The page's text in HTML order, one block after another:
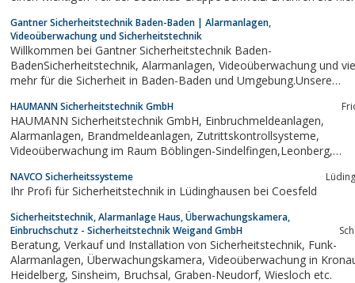
Gantner Sicherheitstechnik Baden-Baden | Alarmanlagen,
Videoüberwachung und Sicherheitstechnik
Willkommen bei Gantner Sicherheitstechnik Baden-
BadenSicherheitstechnik, Alarmanlagen, Videoüberwachung und vieles
mehr für die Sicherheit in Baden-Baden und Umgebung.Unsere
und
HAUMANN Sicherheitstechnik GmbH
HAUMANN Sicherheitstechnik GmbH, Einbruchmeldeanlagen,
Alarmanlagen, Brandmeldeanlagen, Zutrittskontrollsysteme,
Videoüberwachung im Raum Böblingen-Sindelfingen,Leonberg,
Mühlacker, Friolzheim
NAVCO Sicherheitssysteme
Ihr Profi für Sicherheitstechnik in Lüdinghausen bei Coesfeld
Sicherheitstechnik, Alarmanlage Haus, Überwachungskamera,
Einbruchschutz - Sicherheitstechnik Weigand GmbH
Beratung, Verkauf und Installation von Sicherheitstechnik, Funk-
Alarmanlagen, Überwachungskamera, Videoüberwachung in Kronau,
Heidelberg, Sinsheim, Bruchsal, Graben-Neudorf, Wiesloch etc.